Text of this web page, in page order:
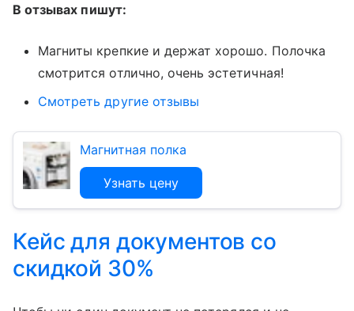
В отзывах пишут:
Магниты крепкие и держат хорошо. Полочка
смотрится отлично, очень эстетичная!
Смотреть другие отзывы
Магнитная полка
Узнать цену
Кейс для документов со
скидкой 30%